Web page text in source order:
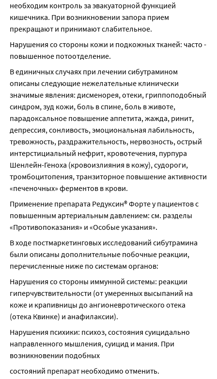
необходим контроль за эвакуаторной функцией
кишечника. При возникновении запора прием
прекращают и принимают слабительное.
Нарушения со стороны кожи и подкожных тканей: часто -
повышенное потоотделение.
В единичных случаях при лечении сибутрамином
описаны следующие нежелательные клинически
значимые явления: дисменорея, отеки, гриппоподобный
синдром, зуд кожи, боль в спине, боль в животе,
парадоксальное повышение аппетита, жажда, ринит,
депрессия, сонливость, эмоциональная лабильность,
тревожность, раздражительность, нервозность, острый
интерстициальный нефрит, кровотечения, пурпура
Шенлейн-Геноха (кровоизлияния в кожу), судороги,
тромбоцитопения, транзиторное повышение активности
«печеночных» ферментов в крови.
Применение препарата Редуксин® Форте у пациентов с
повышенным артериальным давлением: см. разделы
«Противопоказания» и «Особые указания».
В ходе постмаркетинговых исследований сибутрамина
были описаны дополнительные побочные реакции,
перечисленные ниже по системам органов:
Нарушения со стороны иммунной системы: реакции
гиперчувствительности (от умеренных высыпаний на
коже и крапивницы до ангионевротического отека
(отека Квинке) и анафилаксии).
Нарушения психики: психоз, состояния суицидально
направленного мышления, суицид и мания. При
возникновении подобных
состояний препарат необходимо отменить.